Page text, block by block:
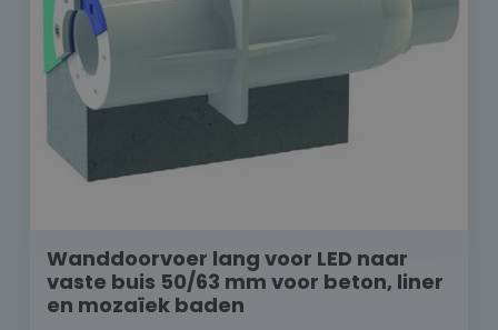
Wanddoorvoer lang voor LED naar
vaste buis 50/63 mm voor beton, liner
en mozaïek baden